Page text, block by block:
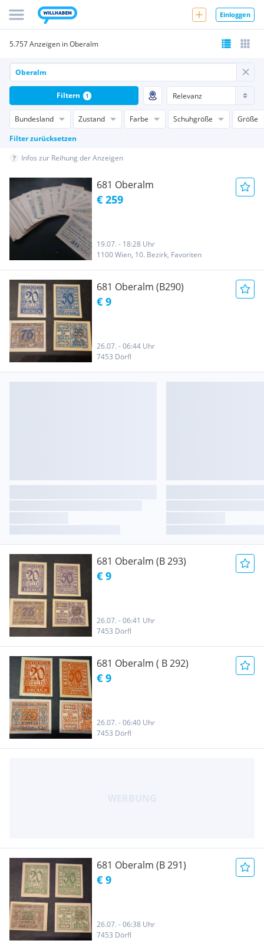
Einloggen
5.757 Anzeigen in Oberalm
Bundesland Zustand Farbe Schuhgröße
Größe
Filter zurücksetzen
Filtern 1
Infos zur Reihung der Anzeigen
681 Oberalm
€ 259
19.07. - 18:28 Uhr
1100 Wien, 10. Bezirk, Favoriten
681 Oberalm (B290)
€ 9
26.07. - 06:44 Uhr
7453 Dörfl
681 Oberalm (B 293)
€ 9
26.07. - 06:41 Uhr
7453 Dörfl
681 Oberalm ( B 292)
€ 9
26.07. - 06:40 Uhr
7453 Dörfl
681 Oberalm (B 291)
€ 9
26.07. - 06:38 Uhr
7453 Dörfl